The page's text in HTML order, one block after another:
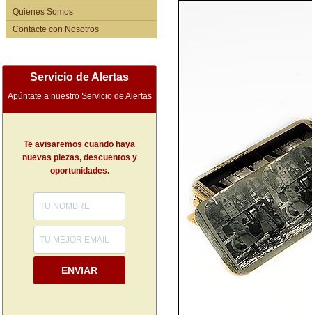
Quienes Somos
Contacte con Nosotros
Servicio de Alertas
Apúntate a nuestro Servicio de Alertas
Te avisaremos cuando haya
nuevas piezas, descuentos y
oportunidades.
ENVIAR